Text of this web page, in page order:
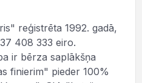
reģistrēta 1992. gadā,
408 333 eiro.
ir bērza saplākšņa
finierim" pieder 100%